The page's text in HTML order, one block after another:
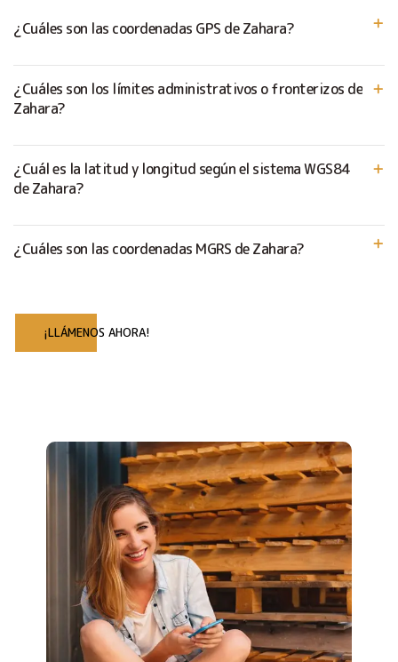
¿Cuáles son las coordenadas GPS de Zahara?
¿Cuáles son los límites administrativos o fronterizos de
Zahara?
¿Cuál es la latitud y longitud según el sistema WGS84
de Zahara?
¿Cuáles son las coordenadas MGRS de Zahara?
¡LLÁMENOS AHORA!